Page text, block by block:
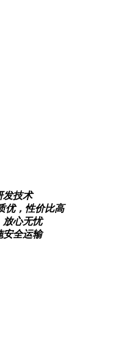
发技术
优，性价比高
放心无忧
安全运输